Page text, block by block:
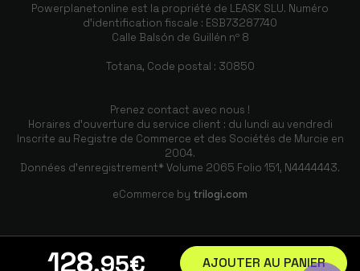
128,95€ AJOUTER AU PANIER
Powerplanetonline est la propriété de LEASK SLU. Numéro
d'identification fiscale : ESB73287740
Calle Balsón de Guillén nº 8
Totana, Code postal : 30850
Prenez contact avec nous !
Horaires d'ouverture du service client : du lundi au vendredi
Inscrite au Registre de Commerce et des Sociétés de Murcie en
2004.
Données d'enregistrement* Volume 2065 Folio 151, N4444443.
eCommerce by trilogi.com